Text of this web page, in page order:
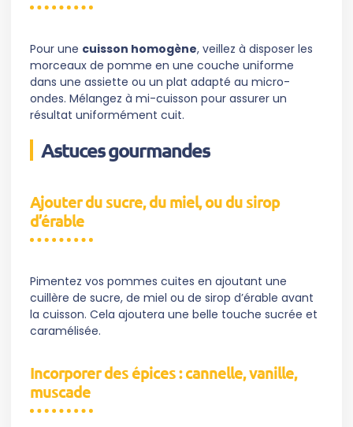
Pour une cuisson homogène, veillez à disposer les
morceaux de pomme en une couche uniforme
dans une assiette ou un plat adapté au micro-
ondes. Mélangez à mi-cuisson pour assurer un
résultat uniformément cuit.
Astuces gourmandes
Ajouter du sucre, du miel, ou du sirop
d’érable
Pimentez vos pommes cuites en ajoutant une
cuillère de sucre, de miel ou de sirop d’érable avant
la cuisson. Cela ajoutera une belle touche sucrée et
caramélisée.
Incorporer des épices : cannelle, vanille,
muscade